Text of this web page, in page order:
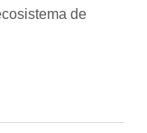
de